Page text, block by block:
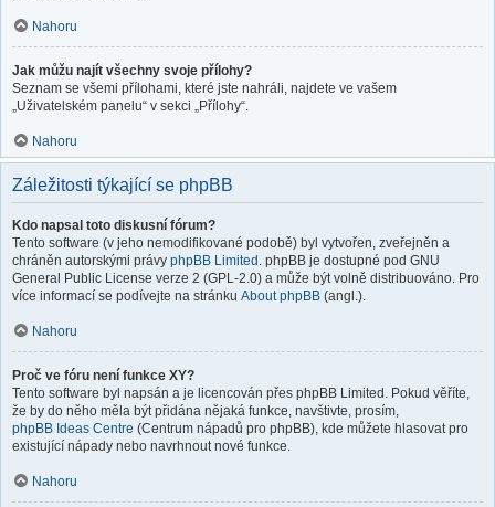
Nahoru
Jak můžu najít všechny svoje přílohy?
Seznam se všemi přílohami, které jste nahráli, najdete ve vašem
„Uživatelském panelu“ v sekci „Přílohy“.
Nahoru
Záležitosti týkající se phpBB
Kdo napsal toto diskusní fórum?
Tento software (v jeho nemodifikované podobě) byl vytvořen, zveřejněn a
chráněn autorskými právy phpBB Limited . phpBB je dostupné pod GNU
General Public License verze 2 (GPL-2.0) a může být volně distribuováno. Pro
více informací se podívejte na stránku About phpBB (angl.).
Nahoru
Proč ve fóru není funkce XY?
Tento software byl napsán a je licencován přes phpBB Limited. Pokud věříte,
že by do něho měla být přidána nějaká funkce, navštivte, prosím,
phpBB Ideas Centre (Centrum nápadů pro phpBB), kde můžete hlasovat pro
existující nápady nebo navrhnout nové funkce.
Nahoru